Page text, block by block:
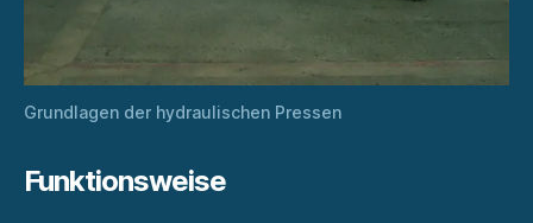
Grundlagen der hydraulischen Pressen
Funktionsweise